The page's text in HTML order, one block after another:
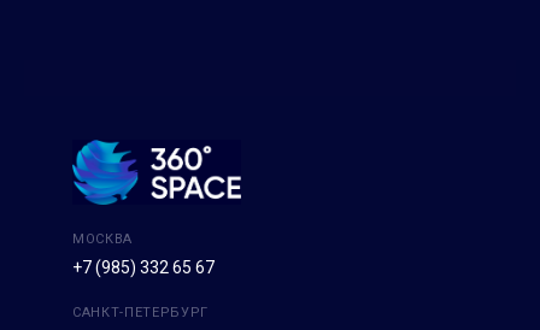
МОСКВА
+7 (985) 332 65 67
САНКТ-ПЕТЕРБУРГ